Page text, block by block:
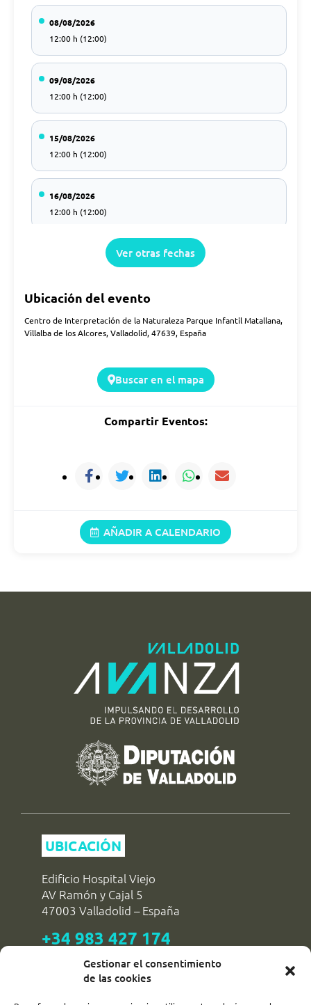
Gestionar el consentimiento
de las cookies
08/08/2026
12:00 h (12:00)
09/08/2026
12:00 h (12:00)
15/08/2026
12:00 h (12:00)
16/08/2026
12:00 h (12:00)
12:00 h (12:00)
12:00 h (12:00)
Ver otras fechas
Ubicación del evento
Centro de Interpretación de la Naturaleza Parque Infantil Matallana,
Villalba de los Alcores, Valladolid, 47639, España
Buscar en el mapa
Compartir Eventos:
AÑADIR A CALENDARIO
UBICACIÓN
Edificio Hospital Viejo
AV Ramón y Cajal 5
47003 Valladolid – España
+34 983 427 174
reservas@dipvalladolid.es